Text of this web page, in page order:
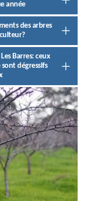
année
des arbres
Barres: ceux
dégressifs